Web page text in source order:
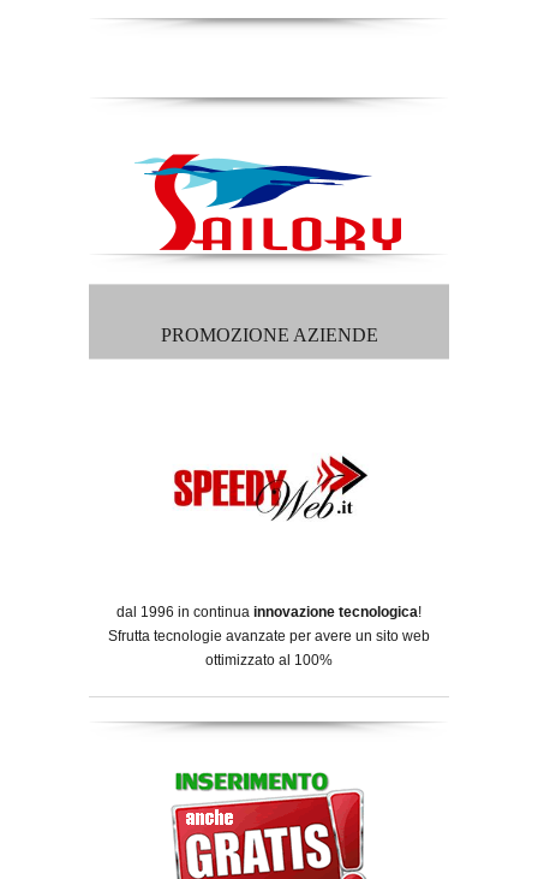
PROMOZIONE AZIENDE
dal 1996 in continua innovazione tecnologica!
Sfrutta tecnologie avanzate per avere un sito web
ottimizzato al 100%